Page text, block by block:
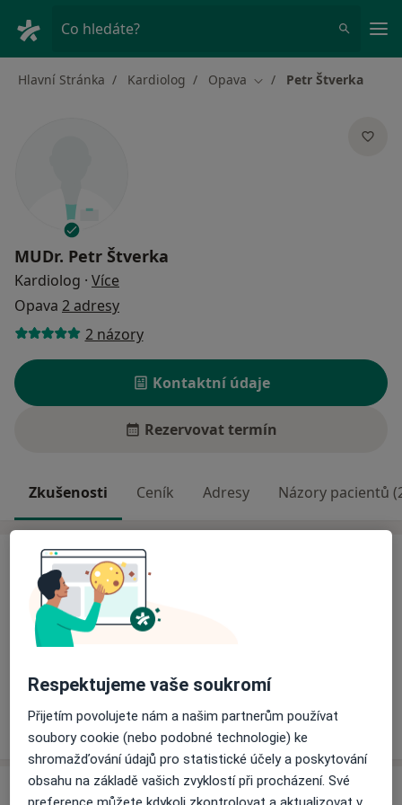
Co hledáte?
Hlavní Stránka Kardiolog Opava Změna města
Petr Štverka
MUDr. Petr Štverka
Kardiolog · Více
Opava 2 adresy
2 názory
Kontaktní údaje
Rezervovat termín
Zkušenosti Ceník Adresy Názory pacientů
Zkušenosti
Odborník na:
Kardiologie
Pacienti, které ošetřuji
Víceo zkušenostech
Ceník
Respektujeme vaše soukromí
Přijetím povolujete nám a našim partnerům používat
soubory cookie (nebo podobné technologie) ke
shromažďování údajů pro statistické účely a poskytování
obsahu na základě vašich zvyklostí při procházení. Své